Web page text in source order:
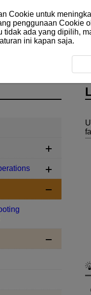
Special Scene Mode
Cookie untuk
penggunaan Cookie
tidak ada yang dipilih,
ini kapan saja.